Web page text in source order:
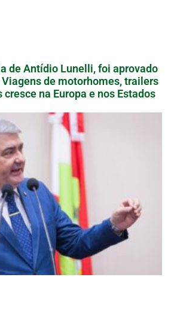
de Antídio Lunelli, foi aprovado
Viagens de motorhomes, trailers
na Europa e nos Estados